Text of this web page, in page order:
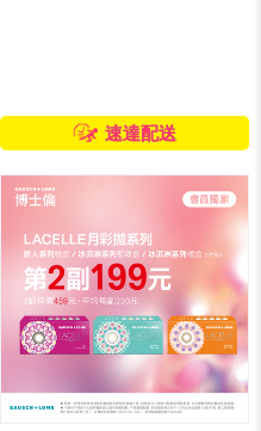
速達配送